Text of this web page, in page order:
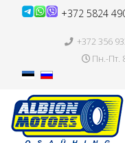
+372 5824
+372 356
Пн.-Пт.